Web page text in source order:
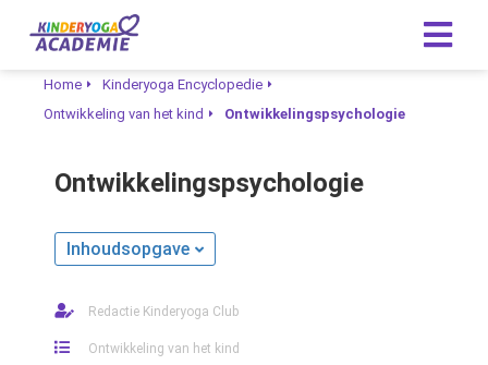
Home
Kinderyoga Encyclopedie
Ontwikkeling van het kind
Ontwikkelingspsychologie
Ontwikkelingspsychologie
Inhoudsopgave
Redactie Kinderyoga Club
Ontwikkeling van het kind